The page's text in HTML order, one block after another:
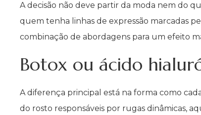
A decisão não deve partir da moda nem do
quem tenha linhas de expressão marcadas
combinação de abordagens para um efeito
Botox ou ácido
A diferença principal está na forma como
do rosto responsáveis por rugas dinâmicas,